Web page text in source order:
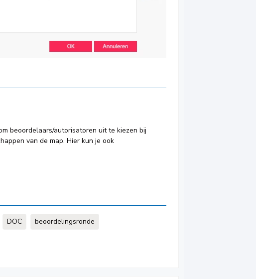
beoordelaars/autorisatoren uit te kiezen bij
van de map. Hier kun je ook
DOC beoordelingsronde